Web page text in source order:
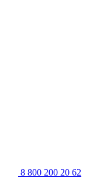
8 800 200 20 62